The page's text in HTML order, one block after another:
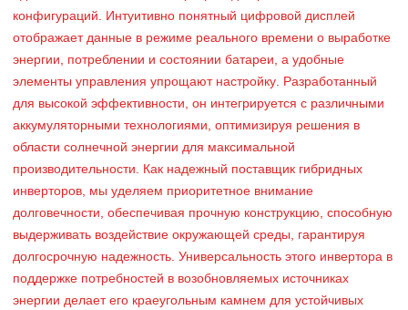
конфигураций. Интуитивно понятный цифровой дисплей
отображает данные в режиме реального времени о выработке
энергии, потреблении и состоянии батареи, а удобные
элементы управления упрощают настройку. Разработанный
для высокой эффективности, он интегрируется с различными
аккумуляторными технологиями, оптимизируя решения в
области солнечной энергии для максимальной
производительности. Как надежный поставщик гибридных
инверторов, мы уделяем приоритетное внимание
долговечности, обеспечивая прочную конструкцию, способную
выдерживать воздействие окружающей среды, гарантируя
долгосрочную надежность. Универсальность этого инвертора в
поддержке потребностей в возобновляемых источниках
энергии делает его краеугольным камнем для устойчивых